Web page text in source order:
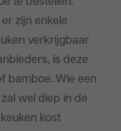
zijn enkele
verkrijgbaar
is deze
bamboe. Wie een
wel diep in de
kost